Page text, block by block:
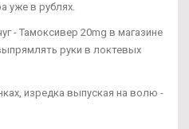
уже в рублях.
- Тамоксивер 20mg в магазине
руки в локтевых
изредка выпуская на волю -